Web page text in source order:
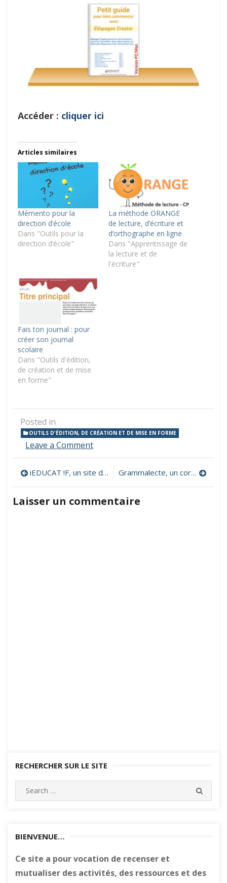
Accéder : cliquer ici
Articles similaires
Mémento pour la
direction d’école
Dans "Outils pour la
direction d’école"
La méthode ORANGE
de lecture, d’écriture et
d’orthographe en ligne
Dans "Apprentissage de
la lecture et de
l'écriture"
Fais ton journal : pour
créer son journal
scolaire
Dans "Outils d'édition,
de création et de mise
en forme"
Posted in
OUTILS D'ÉDITION, DE CRÉATION ET DE MISE EN FORME
Leave a Commenton
un
outil
amener
Navigation
de
l’article
iEDUCAT !F, un site de jeux éducatifs en ligne pour les enfants de la maternelle à l’élémentaire Grammalecte, un correcteur grammatical et typographique
Laisser un commentaire
RECHERCHER SUR LE SITE
BIENVENUE…
Ce site a pour vocation de recenser et
mutualiser des activités, des ressources et des